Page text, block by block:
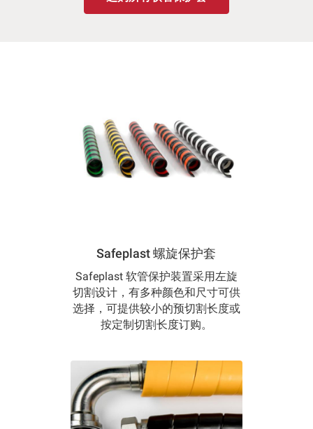
Safeplast 螺旋保护套
Safeplast 软管保护装置采用左旋
切割设计，有多种颜色和尺寸可供
选择，可提供较小的预切割长度或
按定制切割长度订购。